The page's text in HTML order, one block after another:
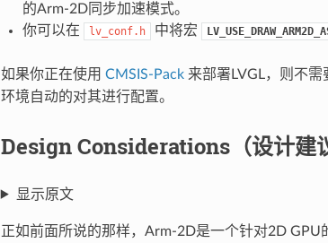
的Arm-2D同步加速模式。
你可以在
lv_conf.h 中将宏
如果你正在使用 CMSIS-Pack来部署LVGL，则不需
环境自动的对其进行配置。
Design Considerations（设计建
显示原文
正如前面所说的那样，Arm-2D是一个针对2D